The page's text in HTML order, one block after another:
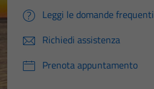
Leggi le domande frequenti
Richiedi assistenza
Prenota appuntamento